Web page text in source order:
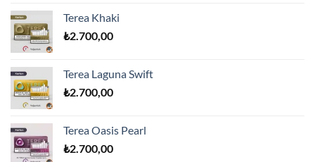
Terea Khaki
₺2.700,00
Terea Laguna Swift
₺2.700,00
Terea Oasis Pearl
₺2.700,00